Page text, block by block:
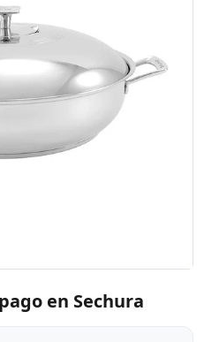
en Sechura